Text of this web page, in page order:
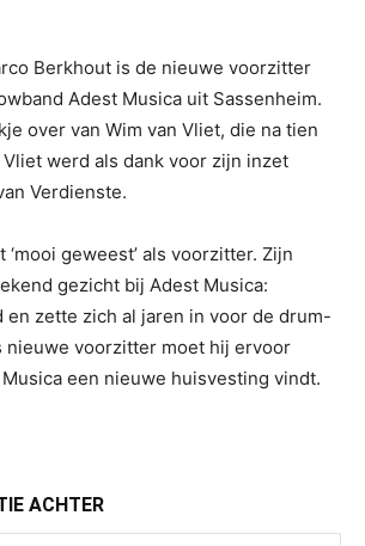
Berkhout is de nieuwe voorzitter
Adest Musica uit Sassenheim.
over van Wim van Vliet, die na tien
Vliet werd als dank voor zijn inzet
Verdienste.
geweest’ als voorzitter. Zijn
gezicht bij Adest Musica:
en zette zich al jaren in voor de drum-
nieuwe voorzitter moet hij ervoor
een nieuwe huisvesting vindt.
ACHTER